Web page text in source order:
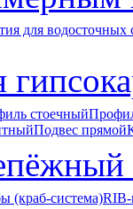
для водосточных
стоечный
Подвес прямой
(краб-система)